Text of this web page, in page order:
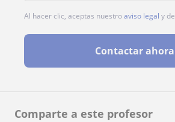
Comparte a este profesor
Al hacer clic, aceptas nuestroaviso legal y de
Contactar ahora